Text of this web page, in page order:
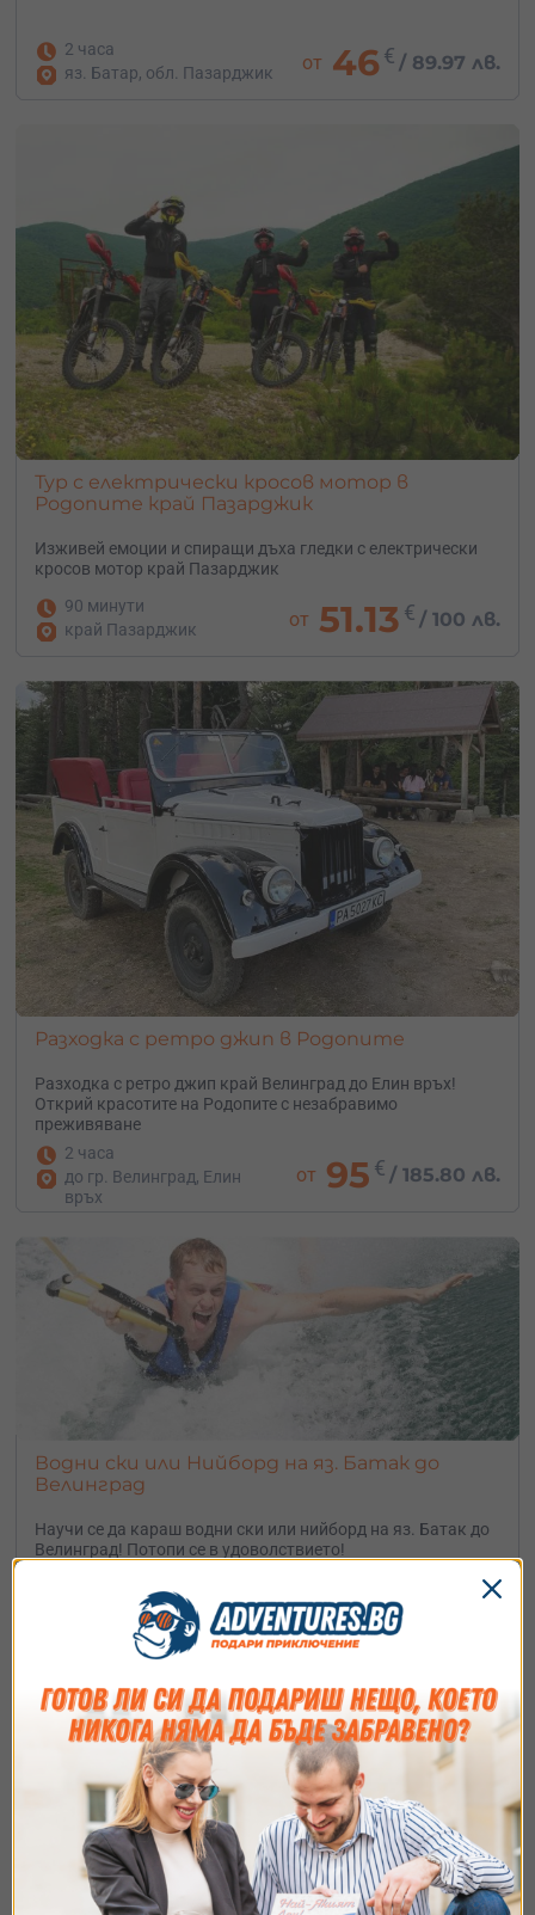
2 часа
яз. Батар, обл. Пазарджик
от 46€ /89.97 лв.
Тур с електрически кросов мотор в
Родопите край Пазарджик
Изживей емоции и спиращи дъха гледки с електрически
кросов мотор край Пазарджик
90 минути
край Пазарджик
от 51.13 € /100 лв.
Разходка с ретро джип в Родопите
Разходка с ретро джип край Велинград до Елин връх!
Открий красотите на Родопите с незабравимо
преживяване
2 часа
до гр. Велинград, Елин
връх
от 95 € / 185.80 лв.
Водни ски или Нийборд на яз. Батак до
Велинград
Научи се да караш водни ски или нийборд на яз. Батак до
Велинград! Потопи се в удоволствието!
яз. Батак, до Велинград
от50 / 97.80 лв.
Съгласие Подробности Относно
Ние използваме бисквитки. Използваме
бисквитки и подобни технологии, за да осигурим
работата на уебсайта, да подобрим